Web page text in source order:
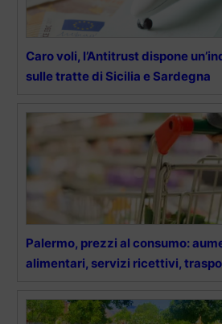
Caro voli, l’Antitrust dispone
sulle tratte di Sicilia e Sardegna
Palermo, prezzi al consumo:
alimentari, servizi ricettivi,